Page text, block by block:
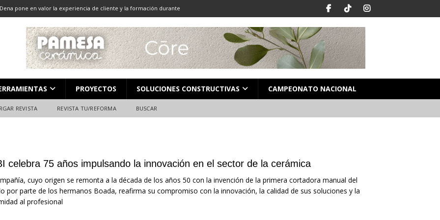
pone en valor la experiencia de cliente y la formación durante
13: CORTE DE GRAN FORMATO DESCARGAR REVISTA
8: JUNTAS DESCARGAR REVISTA
el profesional de la construcción CAMPEONATO NACIONAL
PROYECTOS SOLUCIONES CONSTRUCTIVAS CAMPEONATO NACIONAL
REVISTA REVISTA TU/REFORMA BUSCAR
celebra 75 años impulsando la innovación en el sector de la cerámica
cuyo origen se remonta a la década de los años 50 con la invención de la primera cortadora manual del
por parte de los hermanos Boada, reafirma su compromiso con la innovación, la calidad de sus soluciones y la
al profesional